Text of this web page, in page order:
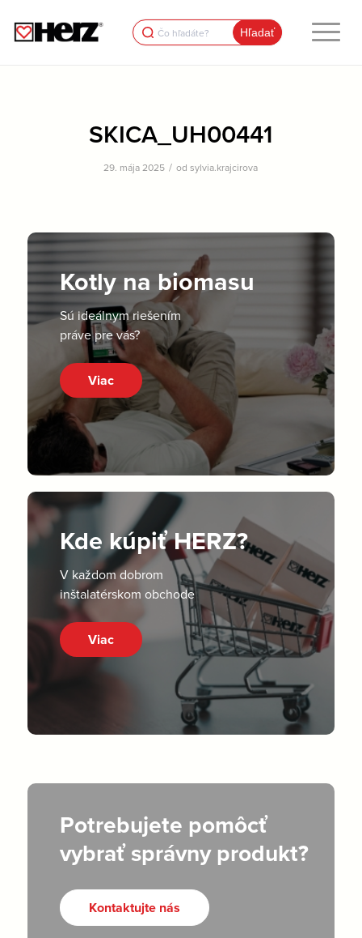
Search
for:
SKICA_UH00441
29. mája 2025 / odsylvia.krajcirova
Kotly na biomasu
Sú ideálnym riešením
práve pre vás?
Viac
Kde kúpiť HERZ?
V každom dobrom
inštalatérskom obchode
Viac
Potrebujete pomôcť
vybrať správny produkt?
Kontaktujte nás